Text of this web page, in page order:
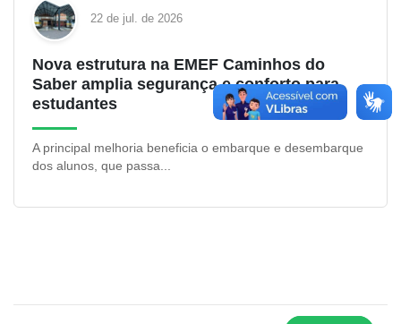
22 de jul. de 2026
Nova estrutura na EMEF Caminhos do
Saber amplia segurança e conforto para
estudantes
A principal melhoria beneficia o embarque e desembarque
dos alunos, que passa...